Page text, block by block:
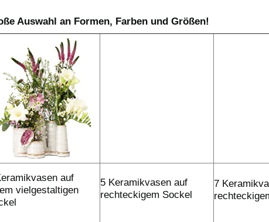
Auswahl an Formen, Farben und Größen!
auf
vielgestaltigen
5 Keramikvasen auf
rechteckigem Sockel
7